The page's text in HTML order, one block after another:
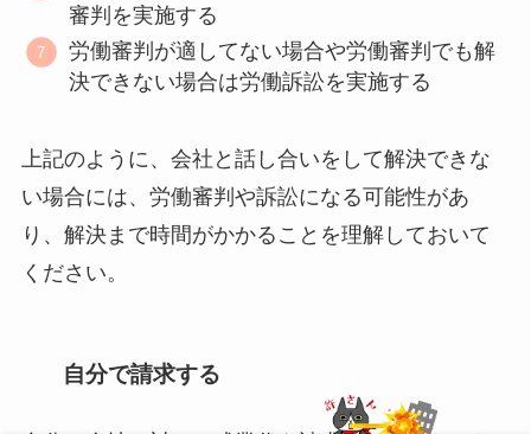
審判を実施する
労働審判が適してない場合や労働審判でも解
決できない場合は労働訴訟を実施する
上記のように、会社と話し合いをして解決できな
い場合には、労働審判や訴訟になる可能性があ
り、解決まで時間がかかることを理解しておいて
ください。
自分で請求する